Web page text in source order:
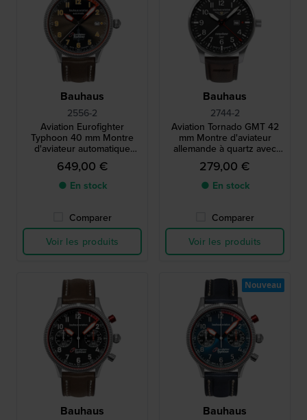
Bauhaus
2556-2
Aviation Eurofighter
Typhoon 40 mm Montre
d'aviateur automatique
allemande avec mouvement
suisse SW200
649,00 €
● En stock
Comparer
Voir les produits
Bauhaus
2744-2
Aviation Tornado GMT 42
mm Montre d'aviateur
allemande à quartz avec
mouvement GMT suisse
279,00 €
● En stock
Comparer
Voir les produits
Bauhaus Bauhaus
Nouveau